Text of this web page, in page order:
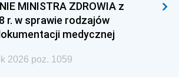
MINISTRA ZDROWIA z
r. w sprawie rodzajów
medycznej
2026 poz. 1059